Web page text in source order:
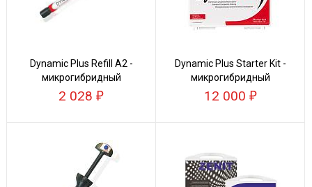
Dynamic Plus Refill А2 -
микрогибридный
композит
2 028
Dynamic Plus Starter Kit -
микрогибридный
композит
12 000